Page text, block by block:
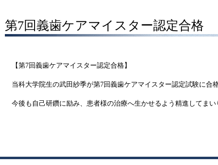
第7回義歯ケアマイスター認定合格
【第7回義歯ケアマイスター認定合格】
当科大学院生の武田紗季が第7回義歯ケアマイスター認定試験に合
今後も自己研鑽に励み、患者様の治療へ生かせるよう精進してまい